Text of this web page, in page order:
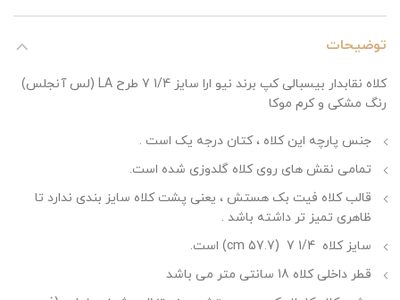
توضیحات
کلاه نقابدار بیسبالی کپ برند نیو ارا سایز 1/4 7 طرح LA (لس آنجلس)
رنگ مشکی و کرم موکا
جنس پارچه این کلاه ، کتان درجه یک است .
تمامی نقش های روی کلاه گلدوزی شده است.
قالب کلاه فیت بک هستش ، یعنی پشت کلاه سایز بندی ندارد تا
ظاهری تمیز تر داشته باشد .
سایز کلاه 1/4 7 (57.7 cm) است.
قطر داخلی کلاه 18 سانتی متر می باشد